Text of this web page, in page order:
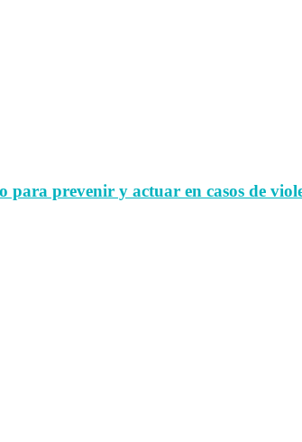
prevenir y actuar en casos de